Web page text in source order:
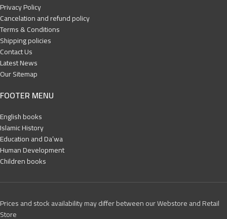
Privacy Policy
Cancelation and refund policy
Terms & Conditions
Shipping policies
Contact Us
Latest News
Our Sitemap
FOOTER MENU
English books
Islamic History
Education and Da’wa
Human Development
Children books
Prices and stock availability may differ between our Webstore and Retail
Store